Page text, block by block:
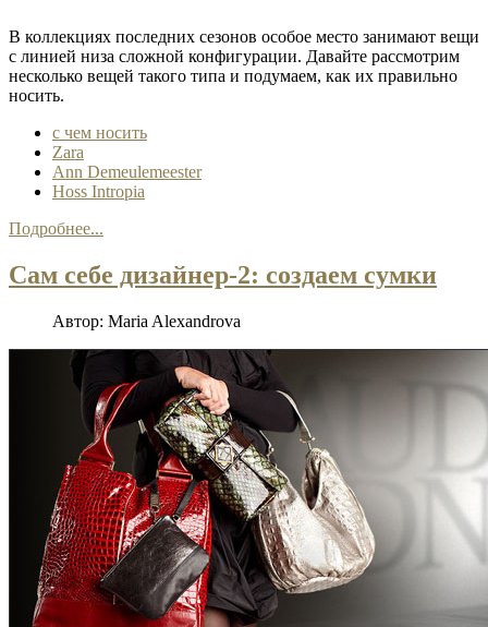
В коллекциях последних сезонов особое место занимают вещи
с линией низа сложной конфигурации. Давайте рассмотрим
несколько вещей такого типа и подумаем, как их правильно
носить.
с чем носить
Zara
Ann Demeulemeester
Hoss Intropia
Подробнее...
Сам себе дизайнер-2: создаем сумки
Автор: Maria Alexandrova